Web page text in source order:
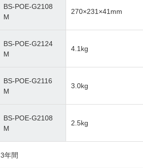
BS-POE-G2108
M
270×231×41mm
BS-POE-G2124
M
4.1kg
BS-POE-G2116
M
3.0kg
BS-POE-G2108
M
2.5kg
3年間